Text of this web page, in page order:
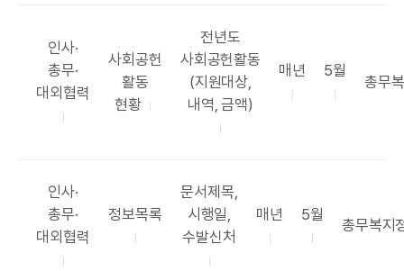
구
카
테
고
인사·
총무·
대외협력
공
목
사회공헌
활동
현황
공
표
항
목
전년도
사회공헌활동
(지원대상,
내역, 금액)
공
매년
공
표
5월
부
총무
카
테
고
인사·
총무·
대외협력
공
정보목록
공
표
항
문서제목,
시행일,
수발신처
공
매년
공
표
5월
부
총무복지